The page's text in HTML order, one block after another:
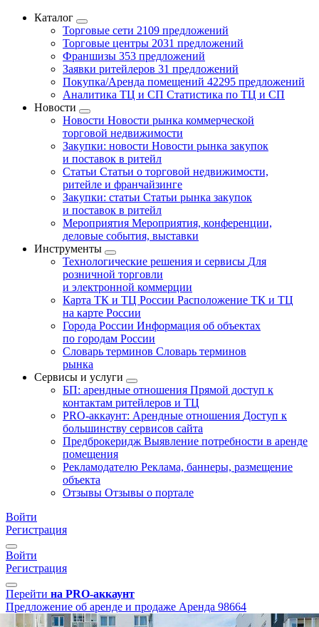
Каталог
Торговые сети 2109 предложений
Торговые центры 2031 предложений
Франшизы 353 предложений
Заявки ритейлеров 31 предложений
Покупка/Аренда помещений 42295 предложений
Аналитика ТЦ и СП Статистика по ТЦ и СП
Новости
Новости Новости рынка коммерческой
торговой недвижимости
Закупки: новости Новости рынка закупок
и поставок в ритейл
Статьи Статьи о торговой недвижимости,
ритейле и франчайзинге
Закупки: статьи Статьи рынка закупок
и поставок в ритейл
Мероприятия Мероприятия, конференции,
деловые события, выставки
Инструменты
Технологические решения и сервисы Для
розничной торговли
и электронной коммерции
Карта ТК и ТЦ России Расположение ТК и ТЦ
на карте России
Города России Информация об объектах
по городам России
Словарь терминов Словарь терминов
рынка
Сервисы и услуги
БП: арендные отношения Прямой доступ к
контактам ритейлеров и ТЦ
PRO-аккаунт: Арендные отношения Доступ к
большинству сервисов сайта
Предброкеридж Выявление потребности в аренде
помещения
Рекламодателю Реклама, баннеры, размещение
объекта
Отзывы Отзывы о портале
Войти
Регистрация
Войти
Регистрация
Перейти на PRO-аккаунт
Предложение об аренде и продаже Аренда 98664